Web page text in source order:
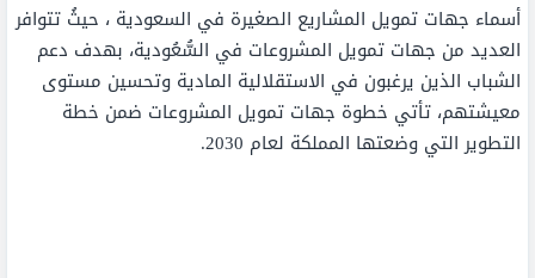
أسماء جهات تمويل المشاريع الصغيرة في السعودية ، حيثُ تتوافر
العديد من جهات تمويل المشروعات في السُّعُودية، بهدف دعم
الشباب الذين يرغبون في الاستقلالية المادية وتحسين مستوى
معيشتهم، تأتي خطوة جهات تمويل المشروعات ضمن خطة
التطوير التي وضعتها المملكة لعام 2030.